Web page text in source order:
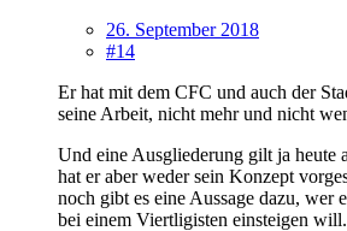
26. September 2018
#14
Er hat mit dem CFC und auch der
seine Arbeit, nicht mehr und nicht
Und eine Ausgliederung gilt ja heute
hat er aber weder sein Konzept
noch gibt es eine Aussage dazu,
bei einem Viertligisten einsteigen will.